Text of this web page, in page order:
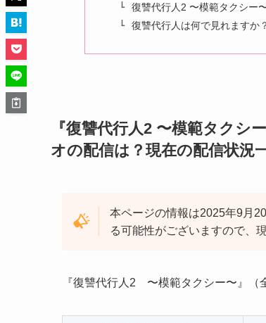
復讐代行人2 〜模範タクシー
復讐代行人は何で見れますか
『復讐代行人2 〜模範タク
オの配信は？現在の配信状況
本ページの情報は2025年9月
る可能性がございますので、
『復讐代行人2 〜模範タクシー〜』（